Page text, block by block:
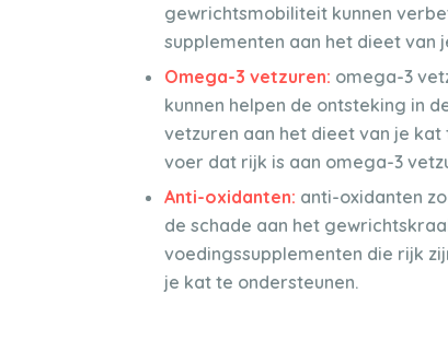
gewrichtsmobiliteit kunnen
supplementen aan het dieet van
Omega-3 vetzuren: omega-3
kunnen helpen de ontsteking in
vetzuren aan het dieet van je
voer dat rijk is aan omega-3
Anti-oxidanten: anti-oxidanten
de schade aan het
voedingssupplementen die rijk
je kat te ondersteunen.